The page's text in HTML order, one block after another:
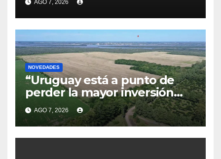
operación no se podrá
concretar en este momento”
AGO 7, 2026
NOVEDADES
“Uruguay está a punto de
perder la mayor inversión
privada de su historia”:
Delgado acusó a Cardona de
“trancar” la negociación de
HIF Global
AGO 7, 2026